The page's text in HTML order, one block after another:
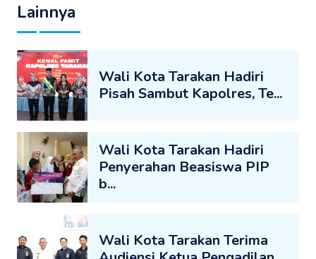
Lainnya
Wali Kota Tarakan Hadiri
Pisah Sambut Kapolres, Te...
Wali Kota Tarakan Hadiri
Penyerahan Beasiswa PIP
b...
Wali Kota Tarakan Terima